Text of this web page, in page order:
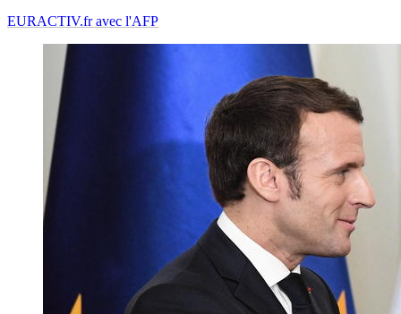
EURACTIV.fr avec l'AFP